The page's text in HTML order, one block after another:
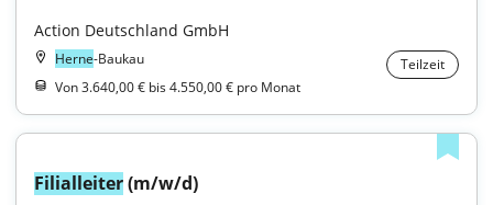
Action Deutschland GmbH
Herne-Baukau
Teilzeit
Von 3.640,00 € bis 4.550,00 € pro Monat
Filialleiter (m/w/d)